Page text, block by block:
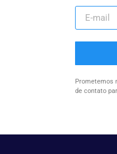
Prometemos
de contato